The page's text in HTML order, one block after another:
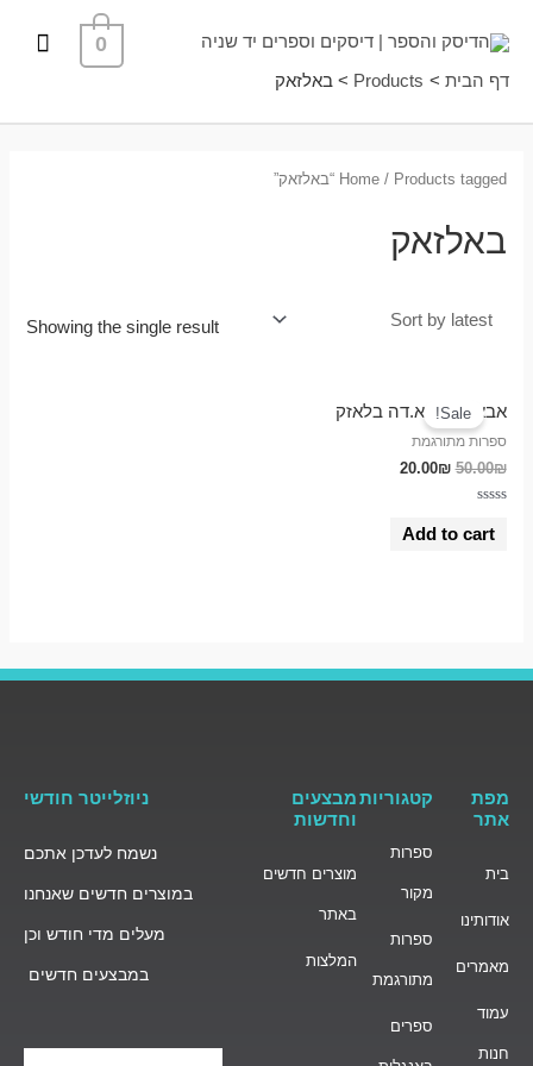
0
דף הבית Products באלזאק
Home/ Products tagged “באלזאק”
באלזאק
Showing the single result
Sale!
אבא גוריו / א.דה בלאזק
ספרות מתורגמת
50.00₪
20.00₪
out
Add to cart
מפת
אתר
בית
אודותינו
מאמרים
עמוד
חנות
קטגוריות
ספרות
מקור
ספרות
מתורגמת
ספרים
מבצעים
וחדשות
מוצרים חדשים
באתר
המלצות
ניוזלייטר חודשי
נשמח לעדכן אתכם
במוצרים חדשים שאנחנו
מעלים מדי חודש וכן
במבצעים חדשים